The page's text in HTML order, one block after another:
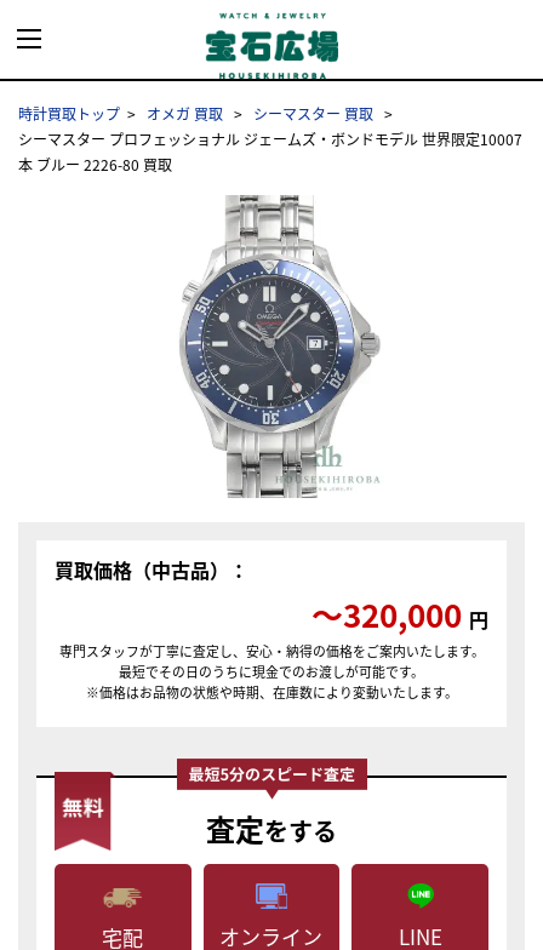
時計買取トップ オメガ 買取
シーマスター 買取
シーマスター プロフェッショナル ジェームズ・ボンドモデル 世界限定10007
本 ブルー 2226-80 買取
買取価格（中古品）：
〜320,000 円
専門スタッフが丁寧に査定し、安心・納得の価格をご案内いたします。
最短でその日のうちに現金でのお渡しが可能です。
※価格はお品物の状態や時期、在庫数により変動いたします。
査定をする
宅配 オンライン LINE